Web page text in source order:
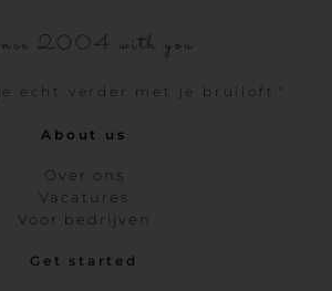
2004 with you
echt verder met je bruiloft."
About us
Over ons
Vacatures
Voor bedrijven
Get started